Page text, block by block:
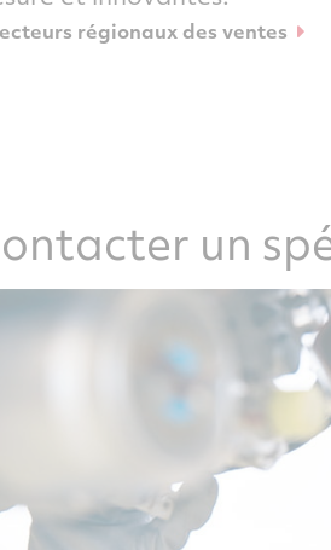
régionaux des ventes
un